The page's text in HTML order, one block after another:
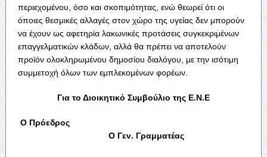
περιεχομένου, όσο και σκοπιμότητας, ενώ θεωρεί ότι οι
όποιες θεσμικές αλλαγές στον χώρο της υγείας δεν μπορούν
να έχουν ως αφετηρία λακωνικές προτάσεις συγκεκριμένων
επαγγελματικών κλάδων, αλλά θα πρέπει να αποτελούν
προϊόν ολοκληρωμένου δημοσίου διαλόγου, με την ισότιμη
συμμετοχή όλων των εμπλεκομένων φορέων.
Για το Διοικητικό Συμβούλιο της Ε.Ν.Ε
Ο Πρόεδρος
Ο Γεν. Γραμματέας